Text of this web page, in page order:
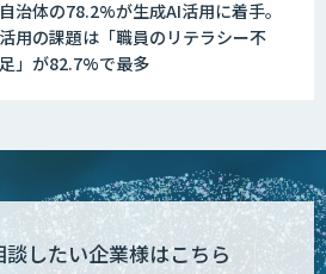
託開発（データ分析・画像認識）
コスト・短納期のAI受託開発
自治体の78.2%が生成AI活用に着手。
活用の課題は「職員のリテラシー不
足」が82.7%で最多
したい企業様はこちら